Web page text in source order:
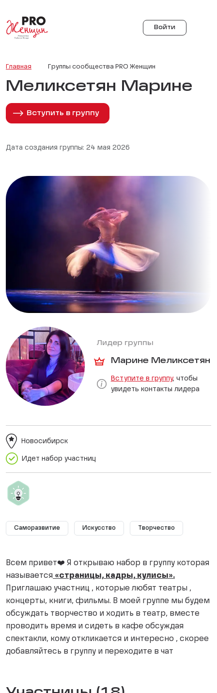
Войти
Главная Группы сообщества PRO Женщин
Меликсетян Марине
Вступить в группу
Дата создания группы: 24 мая 2026
Лидер группы
Марине Меликсетян
Вступите в группу, чтобы
увидеть контакты лидера
Идет набор участниц
Новосибирск
Саморазвитие Искусство Творчество
Всем привет❤️ Я открываю набор в группу которая
называется «страницы, кадры, кулисы».
Приглашаю участниц , которые любят театры ,
концерты, книги, фильмы. В моей группе мы будем
обсуждать творчество и ходить в театр, вместе
проводить время и сидеть в кафе обсуждая
спектакли, кому откликается и интересно , скорее
добавляйтесь в группу и переходите в чат